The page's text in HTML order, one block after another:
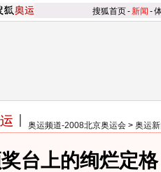
搜狐首页-新闻 -
奥运频道-2008北京奥运会 > 奥运
台上的绚烂定